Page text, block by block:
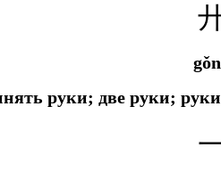
руки; две руки;